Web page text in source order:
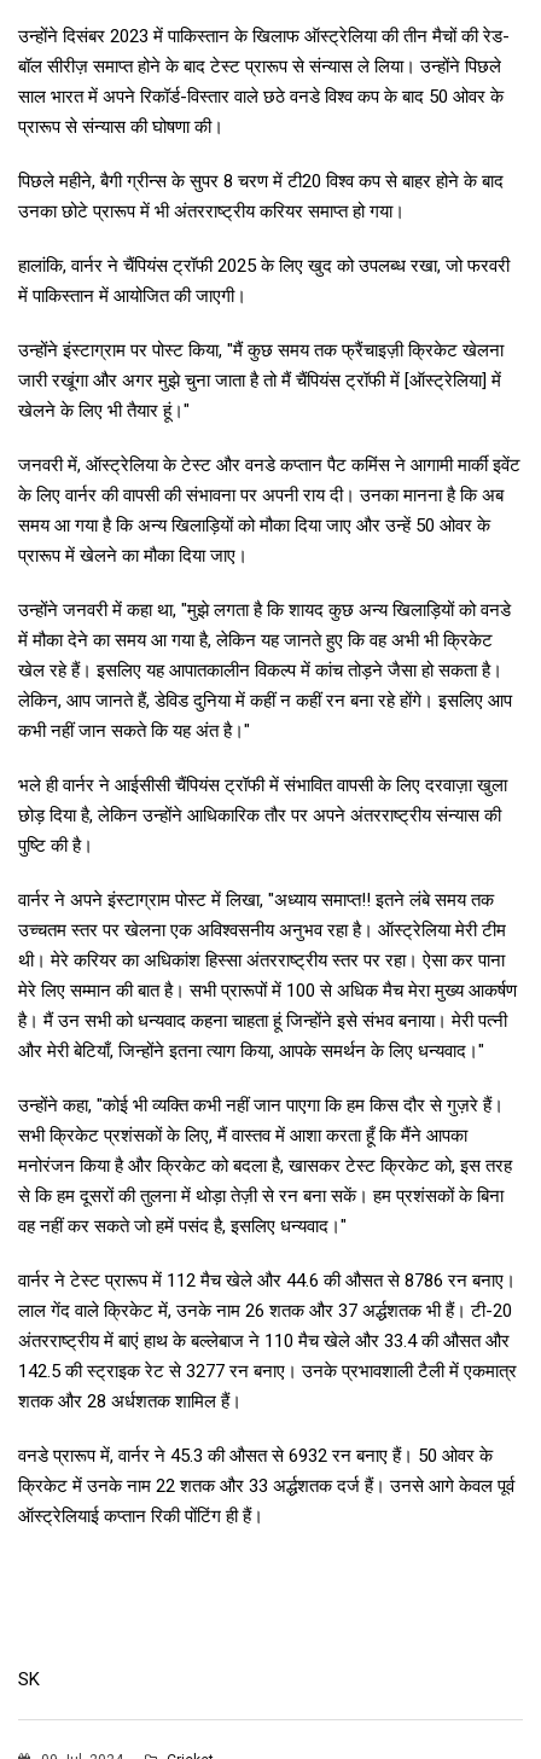
उन्होंने दिसंबर 2023 में पाकिस्तान के खिलाफ ऑस्ट्रेलिया की तीन मैचों की रेड-
बॉल सीरीज़ समाप्त होने के बाद टेस्ट प्रारूप से संन्यास ले लिया। उन्होंने पिछले
साल भारत में अपने रिकॉर्ड-विस्तार वाले छठे वनडे विश्व कप के बाद 50 ओवर के
प्रारूप से संन्यास की घोषणा की।
पिछले महीने, बैगी ग्रीन्स के सुपर 8 चरण में टी20 विश्व कप से बाहर होने के बाद
उनका छोटे प्रारूप में भी अंतरराष्ट्रीय करियर समाप्त हो गया।
हालांकि, वार्नर ने चैंपियंस ट्रॉफी 2025 के लिए खुद को उपलब्ध रखा, जो फरवरी
में पाकिस्तान में आयोजित की जाएगी।
उन्होंने इंस्टाग्राम पर पोस्ट किया, "मैं कुछ समय तक फ्रैंचाइज़ी क्रिकेट खेलना
जारी रखूंगा और अगर मुझे चुना जाता है तो मैं चैंपियंस ट्रॉफी में [ऑस्ट्रेलिया] में
खेलने के लिए भी तैयार हूं।"
जनवरी में, ऑस्ट्रेलिया के टेस्ट और वनडे कप्तान पैट कमिंस ने आगामी मार्की इवेंट
के लिए वार्नर की वापसी की संभावना पर अपनी राय दी। उनका मानना ​​है कि अब
समय आ गया है कि अन्य खिलाड़ियों को मौका दिया जाए और उन्हें 50 ओवर के
प्रारूप में खेलने का मौका दिया जाए।
उन्होंने जनवरी में कहा था, "मुझे लगता है कि शायद कुछ अन्य खिलाड़ियों को वनडे
में मौका देने का समय आ गया है, लेकिन यह जानते हुए कि वह अभी भी क्रिकेट
खेल रहे हैं। इसलिए यह आपातकालीन विकल्प में कांच तोड़ने जैसा हो सकता है।
लेकिन, आप जानते हैं, डेविड दुनिया में कहीं न कहीं रन बना रहे होंगे। इसलिए आप
कभी नहीं जान सकते कि यह अंत है।"
भले ही वार्नर ने आईसीसी चैंपियंस ट्रॉफी में संभावित वापसी के लिए दरवाज़ा खुला
छोड़ दिया है, लेकिन उन्होंने आधिकारिक तौर पर अपने अंतरराष्ट्रीय संन्यास की
पुष्टि की है।
वार्नर ने अपने इंस्टाग्राम पोस्ट में लिखा, "अध्याय समाप्त!! इतने लंबे समय तक
उच्चतम स्तर पर खेलना एक अविश्वसनीय अनुभव रहा है। ऑस्ट्रेलिया मेरी टीम
थी। मेरे करियर का अधिकांश हिस्सा अंतरराष्ट्रीय स्तर पर रहा। ऐसा कर पाना
मेरे लिए सम्मान की बात है। सभी प्रारूपों में 100 से अधिक मैच मेरा मुख्य आकर्षण
है। मैं उन सभी को धन्यवाद कहना चाहता हूं जिन्होंने इसे संभव बनाया। मेरी पत्नी
और मेरी बेटियाँ, जिन्होंने इतना त्याग किया, आपके समर्थन के लिए धन्यवाद।"
उन्होंने कहा, "कोई भी व्यक्ति कभी नहीं जान पाएगा कि हम किस दौर से गुज़रे हैं।
सभी क्रिकेट प्रशंसकों के लिए, मैं वास्तव में आशा करता हूँ कि मैंने आपका
मनोरंजन किया है और क्रिकेट को बदला है, खासकर टेस्ट क्रिकेट को, इस तरह
से कि हम दूसरों की तुलना में थोड़ा तेज़ी से रन बना सकें। हम प्रशंसकों के बिना
वह नहीं कर सकते जो हमें पसंद है, इसलिए धन्यवाद।"
वार्नर ने टेस्ट प्रारूप में 112 मैच खेले और 44.6 की औसत से 8786 रन बनाए।
लाल गेंद वाले क्रिकेट में, उनके नाम 26 शतक और 37 अर्द्धशतक भी हैं। टी-20
अंतरराष्ट्रीय में बाएं हाथ के बल्लेबाज ने 110 मैच खेले और 33.4 की औसत और
142.5 की स्ट्राइक रेट से 3277 रन बनाए। उनके प्रभावशाली टैली में एकमात्र
शतक और 28 अर्धशतक शामिल हैं।
वनडे प्रारूप में, वार्नर ने 45.3 की औसत से 6932 रन बनाए हैं। 50 ओवर के
क्रिकेट में उनके नाम 22 शतक और 33 अर्द्धशतक दर्ज हैं। उनसे आगे केवल पूर्व
ऑस्ट्रेलियाई कप्तान रिकी पोंटिंग ही हैं।
SK